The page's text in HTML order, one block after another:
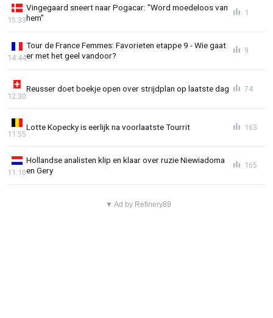
Vingegaard sneert naar Pogacar: "Word moedeloos van
hem"
15:33
1
Tour de France Femmes: Favorieten etappe 9 - Wie gaat
er met het geel vandoor?
14:44
9
Reusser doet boekje open over strijdplan op laatste dag
12:30
74
Lotte Kopecky is eerlijk na voorlaatste Tourrit
11:55
163
Hollandse analisten klip en klaar over ruzie Niewiadoma
en Gery
11:10
165
▼ Ad by Refinery89